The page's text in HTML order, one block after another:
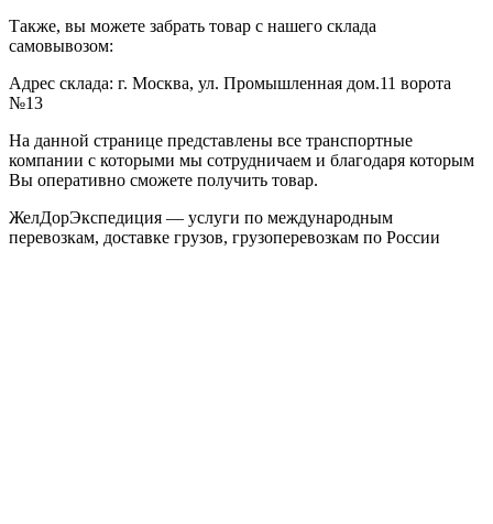
Также, вы можете забрать товар с нашего склада
самовывозом:
Адрес склада: г. Москва, ул. Промышленная дом.11 ворота
№13
На данной странице представлены все транспортные
компании с которыми мы сотрудничаем и благодаря которым
Вы оперативно сможете получить товар.
ЖелДорЭкспедиция — услуги по международным
перевозкам, доставке грузов, грузоперевозкам по России